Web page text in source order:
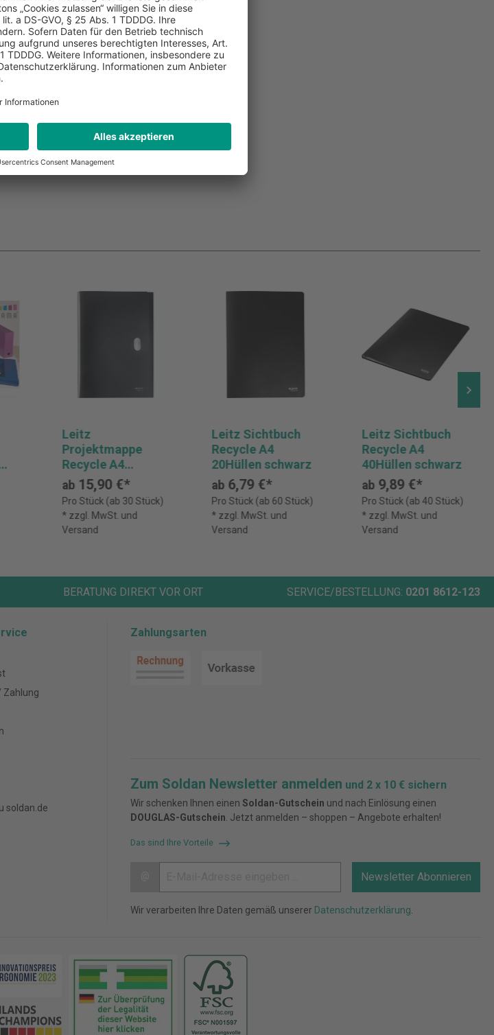
und Versand
Leitz
Projektmappe
Recycle A4
5Fächer schwarz
ab15,90 €*
Pro Stück (ab 30 Stück)
* zzgl. MwSt. und
Versand
Leitz Sichtbuch
Recycle A4
20Hüllen schwarz
ab 6,79 €*
Pro Stück (ab 60 Stück)
* zzgl. MwSt. und
Versand
Leitz Sichtbuch
Recycle A4
40Hüllen schwarz
ab 9,89 €*
Pro Stück (ab 40 Stück)
* zzgl. MwSt. und
Versand
BERATUNG DIREKT VOR ORT SERVICE/BESTELLUNG: 0201 8612-123
Zahlung
soldan.de
Zahlungsarten
Zum Soldan Newsletter anmelden und 2 x 10 € sichern
Wir schenken Ihnen einen Soldan-Gutschein und nach Einlösung einen
DOUGLAS-Gutschein . Jetzt anmelden – shoppen – Angebote erhalten!
Das sind Ihre Vorteile
Newsletter Abonnieren
Wir verarbeiten Ihre Daten gemäß unserer Datenschutzerklärung